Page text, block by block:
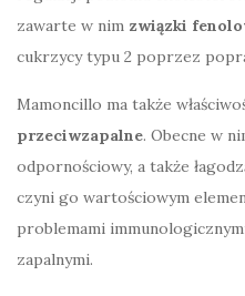
zawarte w nim związki
cukrzycy typu 2 poprzez
Mamoncillo ma także
przeciwzapalne. Obecne w
odpornościowy, a także
czyni go wartościowym
problemami
zapalnymi.